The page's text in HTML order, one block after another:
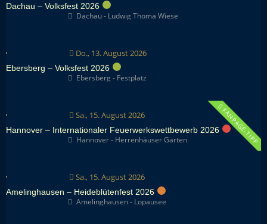
Dachau – Volksfest 2026
Dachau - Ludwig Thoma Wiese
Do., 13. August 2026
Ebersberg – Volksfest 2026
Ebersberg - Festplatz
Sa., 15. August 2026 FANPAGE-TIPP
Hannover – Internationaler Feuerwerkswettbewerb 2026
Hannover - Herrenhäuser Gärten
Sa., 15. August 2026
Amelinghausen – Heideblütenfest 2026
Amelinghausen - Lopausee